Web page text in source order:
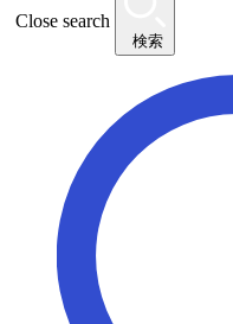
Close search
検索